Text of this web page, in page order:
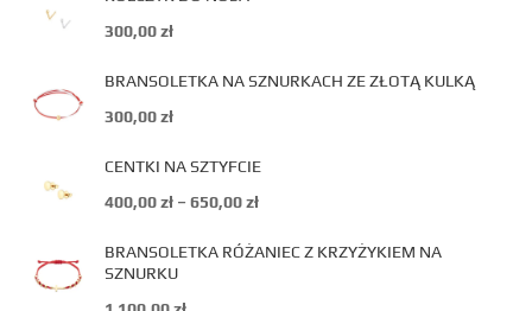
300,00zł
BRANSOLETKA NA SZNURKACH ZE ZŁOTĄ KULKĄ
300,00zł
CENTKI NA SZTYFCIE
400,00zł – 650,00zł
BRANSOLETKA RÓŻANIEC Z KRZYŻYKIEM NA
SZNURKU